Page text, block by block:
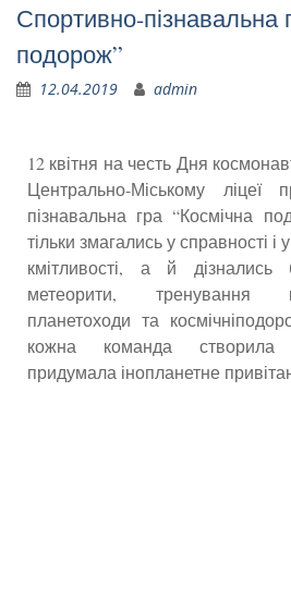
Спортивно-пізнавальна
подорож”
12.04.2019 admin
12 квітня на честь Дня
Центрально-Міському ліцеї
пізнавальна гра “Космічна
тільки змагались у справності і
кмітливості, а й
метеорити, тренування
планетоходи та
кожна команда створила
придумала інопланетне